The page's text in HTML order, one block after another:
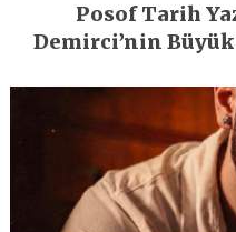
Posof Tarih
Demirci’nin